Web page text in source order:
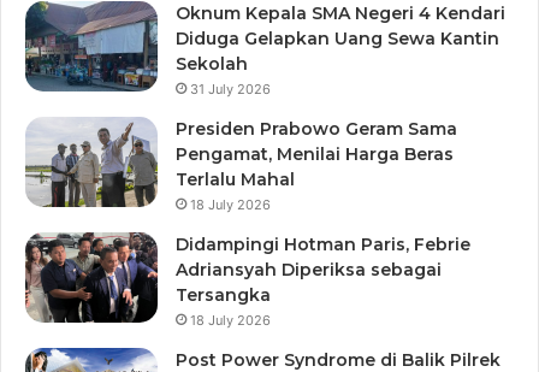
Oknum Kepala SMA Negeri 4 Kendari
Diduga Gelapkan Uang Sewa Kantin
Sekolah
31 July 2026
Presiden Prabowo Geram Sama
Pengamat, Menilai Harga Beras
Terlalu Mahal
18 July 2026
Didampingi Hotman Paris, Febrie
Adriansyah Diperiksa sebagai
Tersangka
18 July 2026
Post Power Syndrome di Balik Pilrek